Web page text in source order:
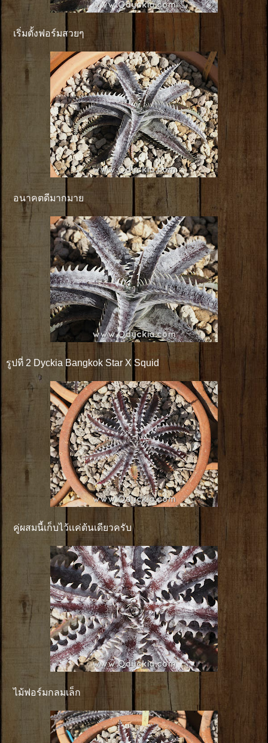
เริ่มตั้งฟอร์มสวยๆ
อนาคตดีมากมาย
รูปที่ 2 Dyckia Bangkok Star X Squid
คู่ผสมนี้เก็บไว้เเค่ต้นเดียวครับ
ไม้ฟอร์มกลมเล็ก